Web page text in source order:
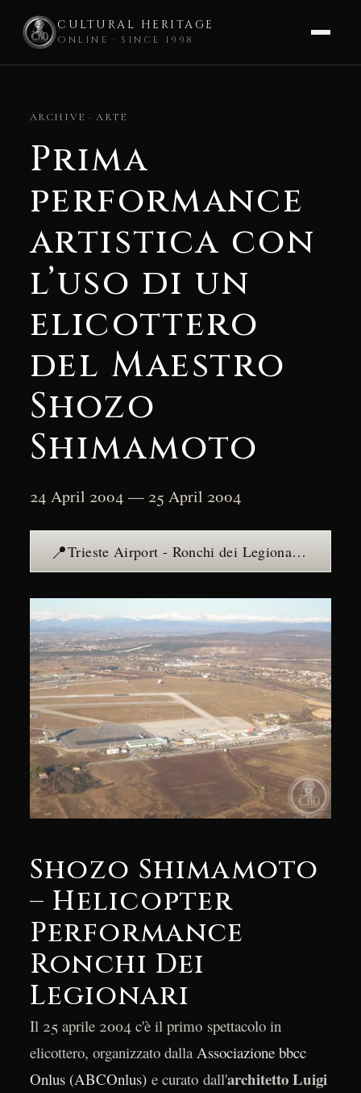
CULTURAL HERITAGE
ONLINE · SINCE 1998
contentARCHIVE · ARTE
Prima
performance
artistica con
l’uso di un
elicottero
del Maestro
Shozo
Shimamoto
24 April 2004 — 25 April 2004
📍 Trieste Airport - Ronchi dei Legionari — see the place →
Shozo Shimamoto
– Helicopter
Performance
Ronchi Dei
Legionari
Il 25 aprile 2004 c'è il primo spettacolo in
elicottero, organizzato dalla Associazione bbcc
Onlus (ABCOnlus)e curato dall'architetto Luigi